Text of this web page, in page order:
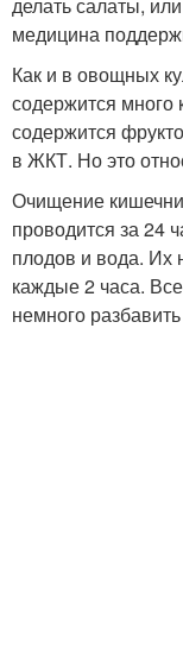
делать салаты,
медицина
Как и в овощных
содержится много
содержится
в ЖКТ. Но это
Очищение
проводится за 24
плодов и вода. Их
каждые 2 часа.
немного